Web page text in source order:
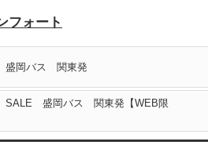
フォート
岡バス 関東発
盛岡バス 関東発【WEB限